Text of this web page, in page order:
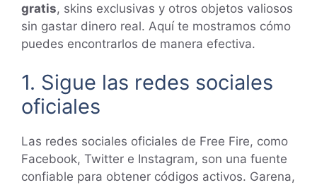
gratis, skins exclusivas y otros objetos valiosos
sin gastar dinero real. Aquí te mostramos cómo
puedes encontrarlos de manera efectiva.
1. Sigue las redes sociales
oficiales
Las redes sociales oficiales de Free Fire, como
Facebook, Twitter e Instagram, son una fuente
confiable para obtener códigos activos. Garena,